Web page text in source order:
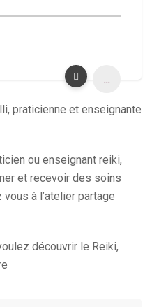
...
praticienne et enseignante
ou enseignant reiki,
et recevoir des soins
à l’atelier partage
découvrir le Reiki,